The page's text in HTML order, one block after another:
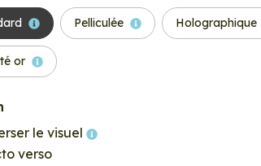
Pelliculée Holographique
or
le visuel
verso